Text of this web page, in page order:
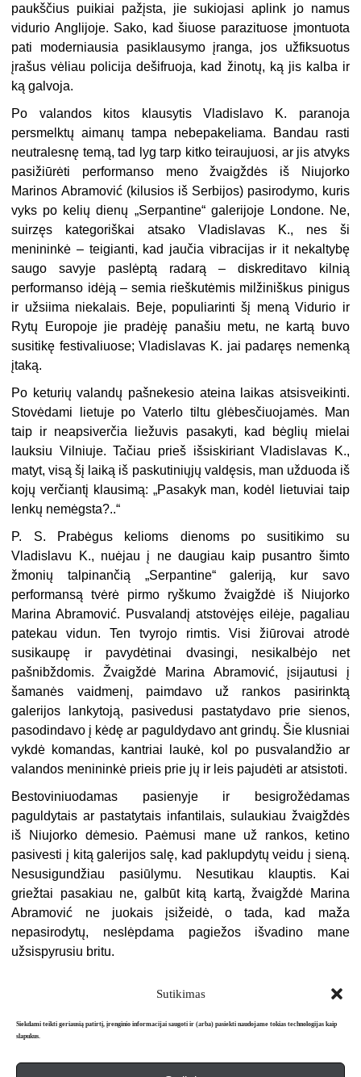
Sutikimas
Siekdami teikti geriausią patirtį, įrenginio informacijai saugoti ir (arba) pasiekti naudojame tokias technologijas kaip
slapukus.
paukščius puikiai pažįsta, jie sukiojasi aplink jo namus
vidurio Anglijoje. Sako, kad šiuose parazituose įmontuota
pati moderniausia pasiklausymo įranga, jos užfiksuotus
įrašus vėliau policija dešifruoja, kad žinotų, ką jis kalba ir
ką galvoja.
Po valandos kitos klausytis Vladislavo K. paranoja
persmelktų aimanų tampa nebepakeliama. Bandau rasti
neutralesnę temą, tad lyg tarp kitko teiraujuosi, ar jis atvyks
pasižiūrėti performanso meno žvaigždės iš Niujorko
Marinos Abramović (kilusios iš Serbijos) pasirodymo, kuris
vyks po kelių dienų „Serpantine“ galerijoje Londone. Ne,
suirzęs kategoriškai atsako Vladislavas K., nes ši
menininkė – teigianti, kad jaučia vibracijas ir it nekaltybę
saugo savyje paslėptą radarą – diskreditavo kilnią
performanso idėją – semia rieškutėmis milžiniškus pinigus
ir užsiima niekalais. Beje, populiarinti šį meną Vidurio ir
Rytų Europoje jie pradėję panašiu metu, ne kartą buvo
susitikę festivaliuose; Vladislavas K. jai padaręs nemenką
įtaką.
Po keturių valandų pašnekesio ateina laikas atsisveikinti.
Stovėdami lietuje po Vaterlo tiltu glėbesčiuojamės. Man
taip ir neapsiverčia liežuvis pasakyti, kad bėglių mielai
lauksiu Vilniuje. Tačiau prieš išsiskiriant Vladislavas K.,
matyt, visą šį laiką iš paskutiniųjų valdęsis, man užduoda iš
kojų verčiantį klausimą: „Pasakyk man, kodėl lietuviai taip
lenkų nemėgsta?..“
P. S. Prabėgus kelioms dienoms po susitikimo su
Vladislavu K., nuėjau į ne daugiau kaip pusantro šimto
žmonių talpinančią „Serpantine“ galeriją, kur savo
performansą tvėrė pirmo ryškumo žvaigždė iš Niujorko
Marina Abramović. Pusvalandį atstovėjęs eilėje, pagaliau
patekau vidun. Ten tvyrojo rimtis. Visi žiūrovai atrodė
susikaupę ir pavydėtinai dvasingi, nesikalbėjo net
pašnibždomis. Žvaigždė Marina Abramović, įsijautusi į
šamanės vaidmenį, paimdavo už rankos pasirinktą
galerijos lankytoją, pasivedusi pastatydavo prie sienos,
pasodindavo į kėdę ar paguldydavo ant grindų. Šie klusniai
vykdė komandas, kantriai laukė, kol po pusvalandžio ar
valandos menininkė prieis prie jų ir leis pajudėti ar atsistoti.
Bestoviniuodamas pasienyje ir besigrožėdamas
paguldytais ar pastatytais infantilais, sulaukiau žvaigždės
iš Niujorko dėmesio. Paėmusi mane už rankos, ketino
pasivesti į kitą galerijos salę, kad paklupdytų veidu į sieną.
Nesusigundžiau pasiūlymu. Nesutikau klauptis. Kai
griežtai pasakiau ne, galbūt kitą kartą, žvaigždė Marina
Abramović ne juokais įsižeidė, o tada, kad maža
nepasirodytų, neslėpdama pagiežos išvadino mane
užsispyrusiu britu.